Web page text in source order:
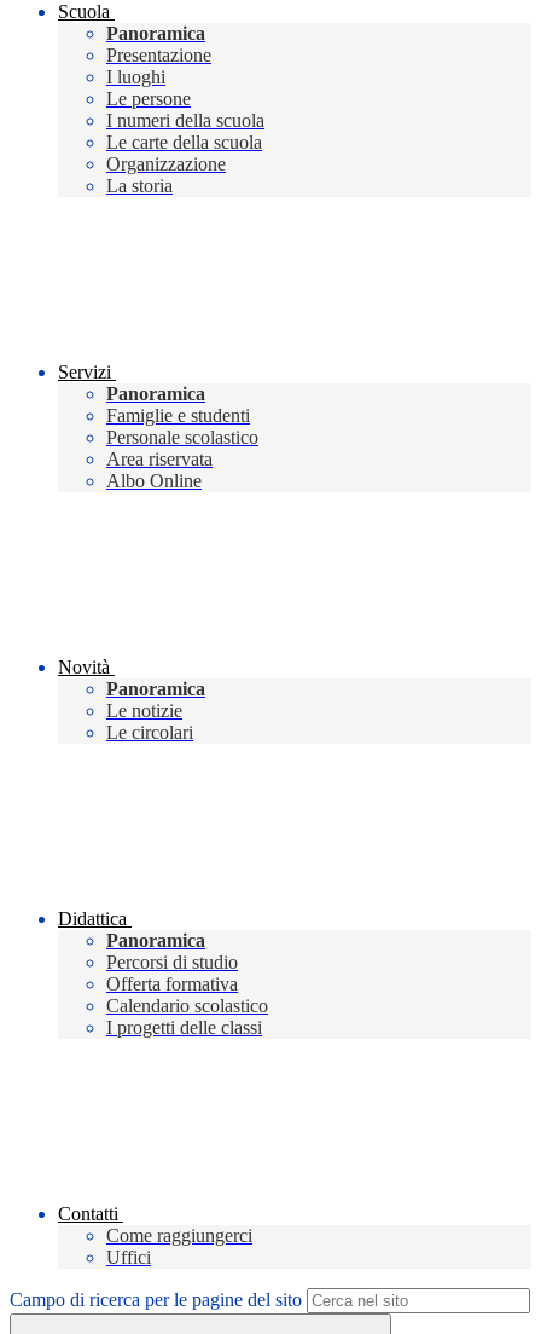
Scuola
Panoramica
Presentazione
I luoghi
Le persone
I numeri della scuola
Le carte della scuola
Organizzazione
La storia
Servizi
Panoramica
Famiglie e studenti
Personale scolastico
Area riservata
Albo Online
Novità
Panoramica
Le notizie
Le circolari
Didattica
Panoramica
Percorsi di studio
Offerta formativa
Calendario scolastico
I progetti delle classi
Contatti
Come raggiungerci
Uffici
Campo di ricerca per le pagine del sito